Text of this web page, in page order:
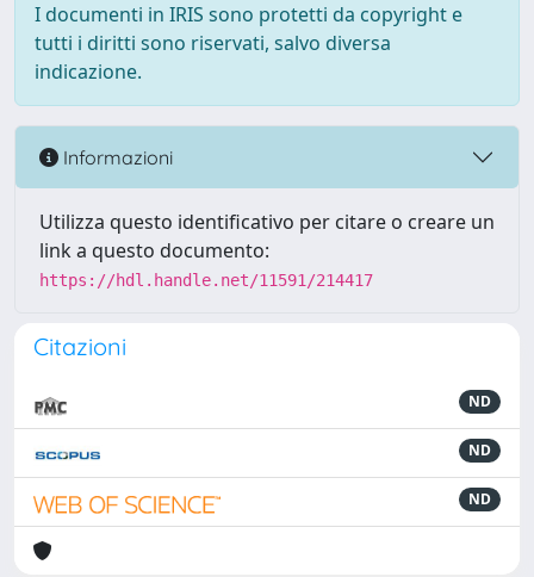
I documenti in IRIS sono protetti da copyright e
tutti i diritti sono riservati, salvo diversa
indicazione.
Informazioni
Utilizza questo identificativo per citare o creare un
link a questo documento:
https://hdl.handle.net/11591/214417
Citazioni
ND
ND
ND